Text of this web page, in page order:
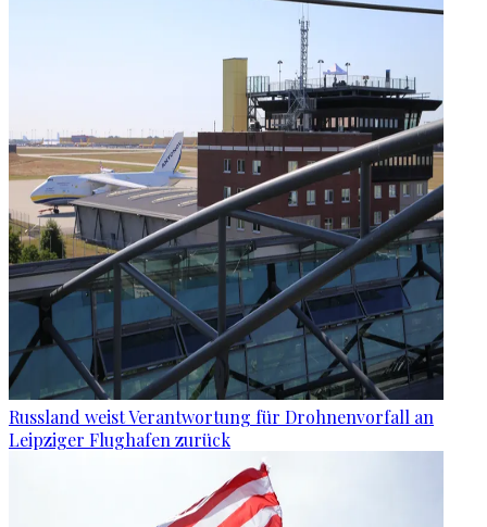
Russland weist Verantwortung für Drohnenvorfall an
Leipziger Flughafen zurück